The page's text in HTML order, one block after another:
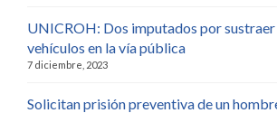
UNICROH: Dos imputados por sustraer
vehículos en la vía pública
7 diciembre, 2023
Solicitan prisión preventiva de un